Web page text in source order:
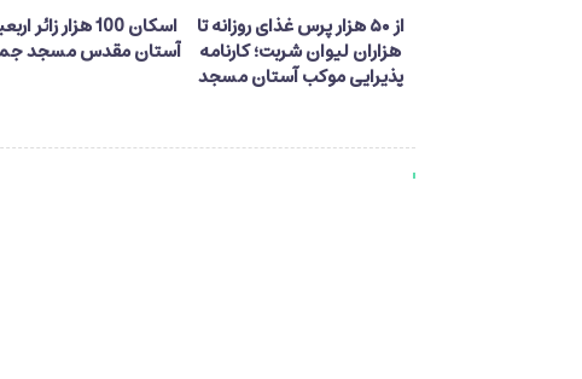
از ۵۰ هزار پرس غذای روزانه تا
هزاران لیوان شربت؛ کارنامه
پذیرایی موکب آستان مسجد
اسکان 100 هزار زائر
آستان مقدس مسجد